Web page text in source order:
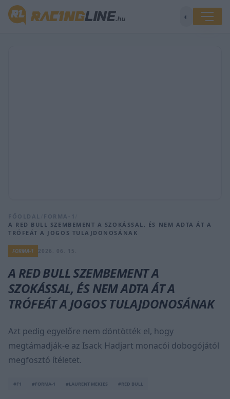
◐
FŐOLDAL FORMA-1
A RED BULL SZEMBEMENT A SZOKÁSSAL, ÉS NEM ADTA ÁT A
TRÓFEÁT A JOGOS TULAJDONOSÁNAK
FORMA-1
A RED BULL SZEMBEMENT A
SZOKÁSSAL, ÉS NEM ADTA ÁT A
TRÓFEÁT A JOGOS TULAJDONOSÁNAK
Azt pedig egyelőre nem döntötték el, hogy
megtámadják-e az Isack Hadjart monacói dobogójától
megfosztó ítéletet.
#F1 #FORMA-1 #LAURENT MEKIES #RED BULL